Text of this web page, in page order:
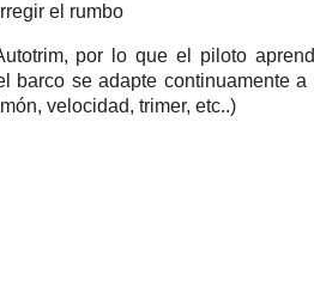
el rumbo
por lo que el piloto
se adapte continuamente
velocidad, trimer, etc..)